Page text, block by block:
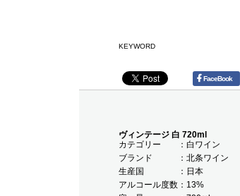
KEYWORD
FaceBook
ヴィンテージ 白 720ml
カテゴリー
白ワイン
ブランド
北条ワイン
生産国
日本
アルコール度数
13%